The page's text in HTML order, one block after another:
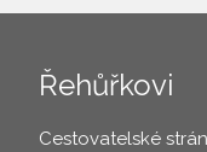
Řehůřkovi
Cestovatelské